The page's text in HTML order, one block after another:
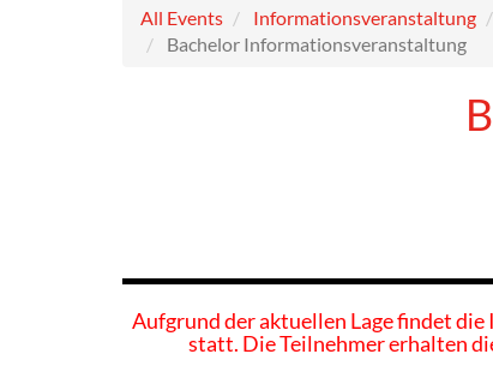
All Events Informationsveranstaltung
Bachelor Informationsveranstaltung
Aufgrund der aktuellen Lage findet
statt. Die Teilnehmer erhalten